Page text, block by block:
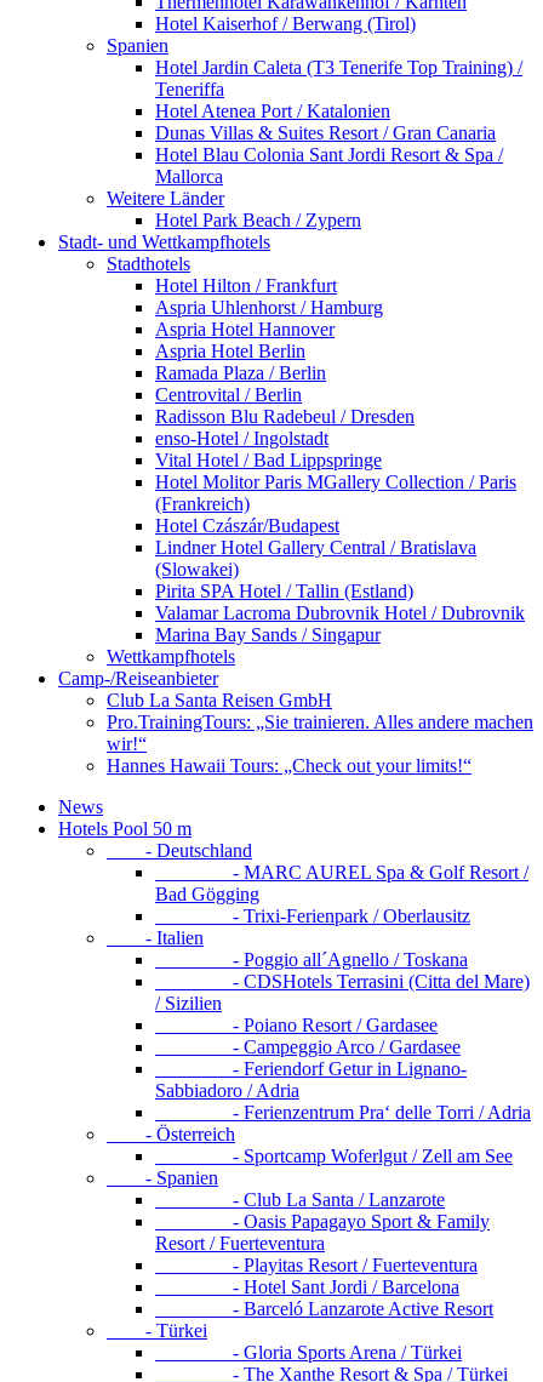
Hotel Kaiserhof / Berwang (Tirol)
Spanien
Hotel Jardin Caleta (T3 Tenerife Top Training) /
Teneriffa
Hotel Atenea Port / Katalonien
Dunas Villas & Suites Resort / Gran Canaria
Hotel Blau Colonia Sant Jordi Resort & Spa /
Mallorca
Weitere Länder
Hotel Park Beach / Zypern
Stadt- und Wettkampfhotels
Stadthotels
Hotel Hilton / Frankfurt
Aspria Uhlenhorst / Hamburg
Aspria Hotel Hannover
Aspria Hotel Berlin
Ramada Plaza / Berlin
Centrovital / Berlin
Radisson Blu Radebeul / Dresden
enso-Hotel / Ingolstadt
Vital Hotel / Bad Lippspringe
Hotel Molitor Paris MGallery Collection / Paris
(Frankreich)
Hotel Czászár/Budapest
Lindner Hotel Gallery Central / Bratislava
(Slowakei)
Pirita SPA Hotel / Tallin (Estland)
Valamar Lacroma Dubrovnik Hotel / Dubrovnik
Marina Bay Sands / Singapur
Wettkampfhotels
Camp-/Reiseanbieter
Club La Santa Reisen GmbH
Pro.TrainingTours: „Sie trainieren. Alles andere machen
wir!“
Hannes Hawaii Tours: „Check out your limits!“
News
Hotels Pool 50 m
- Deutschland
- MARC AUREL Spa & Golf Resort /
Bad Gögging
- Trixi-Ferienpark / Oberlausitz
- Italien
- Poggio all´Agnello / Toskana
- CDSHotels Terrasini (Citta del Mare)
/ Sizilien
- Poiano Resort / Gardasee
- Campeggio Arco / Gardasee
- Feriendorf Getur in Lignano-
Sabbiadoro / Adria
- Ferienzentrum Pra‘ delle Torri / Adria
- Österreich
- Sportcamp Woferlgut / Zell am See
- Spanien
- Club La Santa / Lanzarote
- Oasis Papagayo Sport & Family
Resort / Fuerteventura
- Playitas Resort / Fuerteventura
- Hotel Sant Jordi / Barcelona
- Barceló Lanzarote Active Resort
- Türkei
- Gloria Sports Arena / Türkei
- The Xanthe Resort & Spa / Türkei